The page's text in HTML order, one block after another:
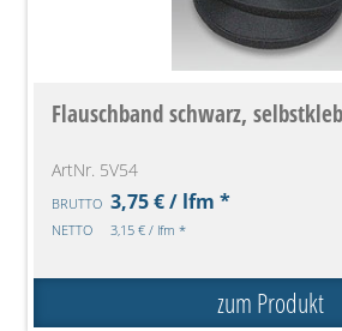
Flauschband schwarz,
ArtNr. 5V54
BRUTTO 3,75 € / lfm *
NETTO 3,15 € / lfm *
zum Produkt